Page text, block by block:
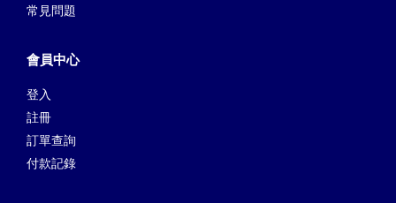
常見問題
會員中心
登入
註冊
訂單查詢
付款記錄